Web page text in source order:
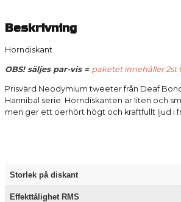
Beskrivning
Horndiskant
OBS! säljes par-vis = paketet innehåller 2st
Prisvärd Neodymium tweeter från Deaf
Hannibal serie. Horndiskanten är liten och
men ger ett oerhört högt och kraftfullt ljud i
Storlek på diskant
Effekttålighet RMS